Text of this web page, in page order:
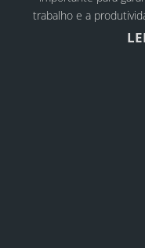
trabalho e a